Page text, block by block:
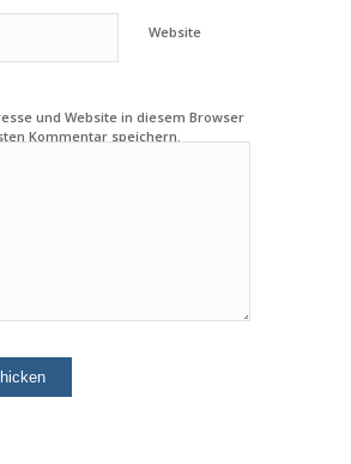
Website
und Website in diesem Browser
Kommentar speichern.